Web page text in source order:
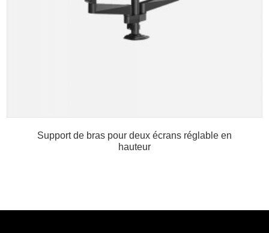
Support de bras pour deux écrans réglable en
hauteur